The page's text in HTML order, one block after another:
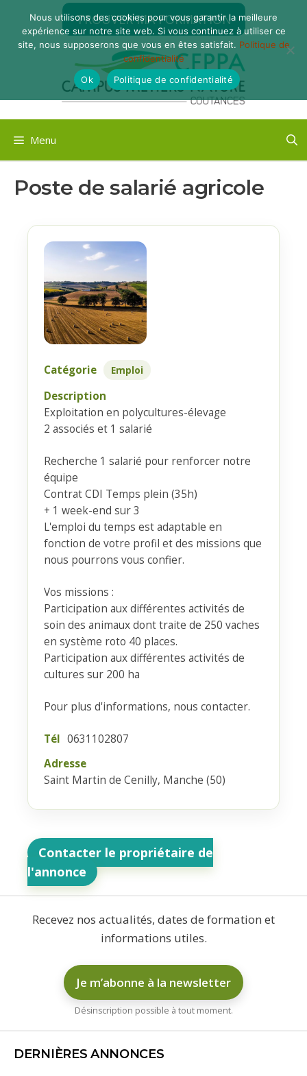
contenu
TROUVER MA FORMATION
Menu
Poste de salarié agricole
Catégorie Emploi
Description
Exploitation en polycultures-élevage
2 associés et 1 salarié
Recherche 1 salarié pour renforcer notre
équipe
Contrat CDI Temps plein (35h)
+ 1 week-end sur 3
L'emploi du temps est adaptable en
fonction de votre profil et des missions que
nous pourrons vous confier.
Vos missions :
Participation aux différentes activités de
soin des animaux dont traite de 250 vaches
en système roto 40 places.
Participation aux différentes activités de
cultures sur 200 ha
Pour plus d'informations, nous contacter.
Tél 0631102807
Adresse
Saint Martin de Cenilly, Manche (50)
Contacter le propriétaire de
l'annonce
Recevez nos actualités, dates de formation et
informations utiles.
Je m’abonne à la newsletter
Désinscription possible à tout moment.
DERNIÈRES ANNONCES
Nous utilisons des cookies pour vous garantir la meilleure
expérience sur notre site web. Si vous continuez à utiliser ce
site, nous supposerons que vous en êtes satisfait. Politique de
confidentialité
Ok
Politique de confidentialité